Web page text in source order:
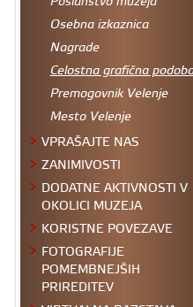
Poslanstvo muzeja
Osebna izkaznica
Nagrade
Celostna grafična
Premogovnik Velenje
Mesto Velenje
VPRAŠAJTE NAS
ZANIMIVOSTI
DODATNE AKTIVNOSTI V
OKOLICI MUZEJA
KORISTNE POVEZAVE
FOTOGRAFIJE
POMEMBNEJŠIH
PRIREDITEV